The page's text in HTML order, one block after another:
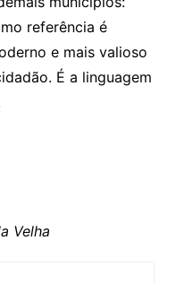
referência é
e mais valioso
É a linguagem
Velha